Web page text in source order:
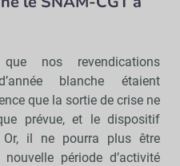
nos revendications
blanche étaient
que la sortie de crise ne
prévue, et le dispositif
il ne pourra plus être
période d’activité